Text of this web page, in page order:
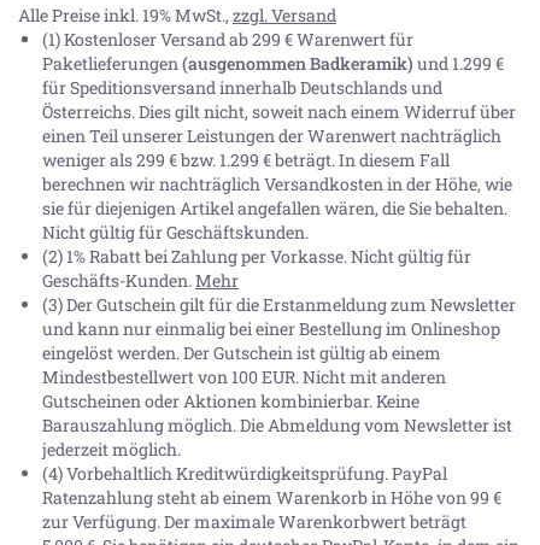
Alle Preise inkl. 19% MwSt., zzgl. Versand
(1) Kostenloser Versand ab 299 € Warenwert für
Paketlieferungen(ausgenommen Badkeramik) und 1.299 €
für Speditionsversand innerhalb Deutschlands und
Österreichs. Dies gilt nicht, soweit nach einem Widerruf über
einen Teil unserer Leistungen der Warenwert nachträglich
weniger als 299 € bzw. 1.299 € beträgt. In diesem Fall
berechnen wir nachträglich Versandkosten in der Höhe, wie
sie für diejenigen Artikel angefallen wären, die Sie behalten.
Nicht gültig für Geschäftskunden.
(2) 1% Rabatt bei Zahlung per Vorkasse. Nicht gültig für
Geschäfts-Kunden.Mehr
(3) Der Gutschein gilt für die Erstanmeldung zum Newsletter
und kann nur einmalig bei einer Bestellung im Onlineshop
eingelöst werden. Der Gutschein ist gültig ab einem
Mindestbestellwert von 100 EUR. Nicht mit anderen
Gutscheinen oder Aktionen kombinierbar. Keine
Barauszahlung möglich. Die Abmeldung vom Newsletter ist
jederzeit möglich.
(4) Vorbehaltlich Kreditwürdigkeitsprüfung. PayPal
Ratenzahlung steht ab einem Warenkorb in Höhe von99 €
zur Verfügung. Der maximale Warenkorbwert beträgt